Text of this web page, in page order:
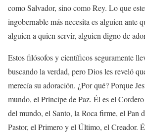
como Salvador, sino como Rey. Lo que
ingobernable más necesita es alguien ante
alguien a quien servir, alguien digno de
Estos filósofos y científicos seguramente
buscando la verdad, pero Dios les reveló
merecía su adoración. ¿Por qué? Porque
mundo, el Príncipe de Paz. Él es el
del mundo, el Santo, la Roca firme, el Pan
Pastor, el Primero y el Último, el Creador.